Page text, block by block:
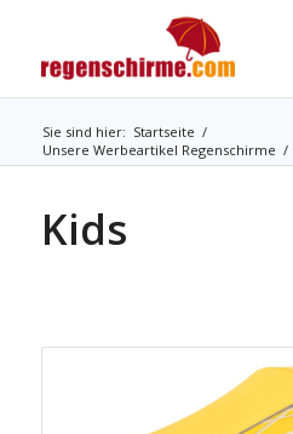
Sie sind hier: Startseite /
Unsere Werbeartikel Regenschirme /
Kids